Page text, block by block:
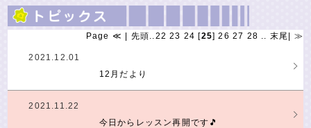
Page ≪ | 先頭 22 23 24 [25]26 27 28 末尾 | ≫
2021.12.01
12月だより
2021.11.22
今日からレッスン再開です🎵